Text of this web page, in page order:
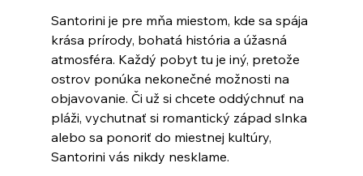
Santorini je pre mňa miestom, kde sa spája
krása prírody, bohatá história a úžasná
atmosféra. Každý pobyt tu je iný, pretože
ostrov ponúka nekonečné možnosti na
objavovanie. Či už si chcete oddýchnuť na
pláži, vychutnať si romantický západ slnka
alebo sa ponoriť do miestnej kultúry,
Santorini vás nikdy nesklame.